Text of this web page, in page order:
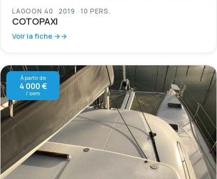
LAGOON 40 2019 10 PERS.
COTOPAXI
Voir la fiche →
À partir de
4 000 €
/ sem